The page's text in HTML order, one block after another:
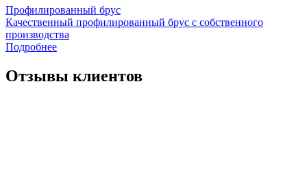
Профилированный брус
Качественный профилированный брус с собственного
производства
Подробнее
Отзывы клиентов